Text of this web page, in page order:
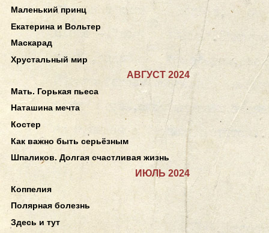
Маленький принц
Екатерина и Вольтер
Маскарад
Хрустальный мир
АВГУСТ 2024
Мать. Горькая пьеса
Наташина мечта
Костер
Как важно быть серьёзным
Шпаликов. Долгая счастливая жизнь
ИЮЛЬ 2024
Коппелия
Полярная болезнь
Здесь и тут